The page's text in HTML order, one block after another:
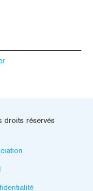
droits réservés